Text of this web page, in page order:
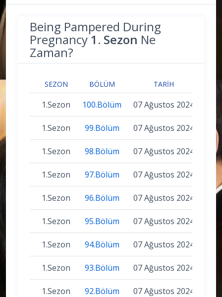
Being Pampered During
Pregnancy1. Sezon Ne
Zaman?
SEZON BÖLÜM TARIH
1.Sezon 100.Bölüm 07 Ağustos 2024
1.Sezon 99.Bölüm 07 Ağustos 2024
1.Sezon 98.Bölüm 07 Ağustos 2024
1.Sezon 97.Bölüm 07 Ağustos 2024
1.Sezon 96.Bölüm 07 Ağustos 2024
1.Sezon 95.Bölüm 07 Ağustos 2024
1.Sezon 94.Bölüm 07 Ağustos 2024
1.Sezon 93.Bölüm 07 Ağustos 2024
1.Sezon 92.Bölüm 07 Ağustos 2024